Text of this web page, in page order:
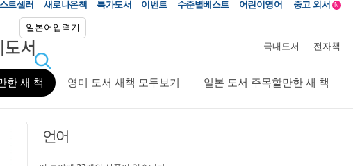
일본어입력기
트셀러 새로나온책 특가도서 이벤트
수준별베스트
Lexile®
어린이영어
중고 외서
5백원부터
N
도서 국내도서 전자책
한 새 책 영미 도서 새책 모두보기 일본 도서 주목할만한 새 책
언어